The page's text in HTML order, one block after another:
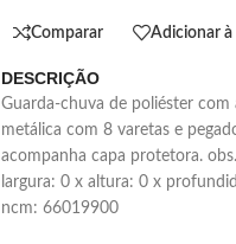
Comparar Adicionar à
DESCRIÇÃO
guarda-chuva de poliéster com acionamento de botão, possui estrutura
metálica com 8 varetas e
acompanha capa protetora.
largura: 0 x altura: 0 x
ncm: 66019900